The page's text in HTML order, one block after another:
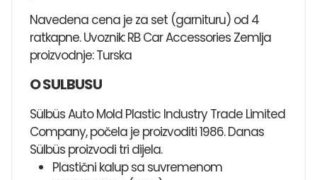
Navedena cena je za set (garnituru) od 4
ratkapne. Uvoznik: RB Car Accessories Zemlja
proizvodnje: Turska
O SULBUSU
Sülbüs Auto Mold Plastic Industry Trade Limited
Company, počela je proizvoditi 1986. Danas
Sülbüs proizvodi tri dijela.
Plastični kalup sa suvremenom